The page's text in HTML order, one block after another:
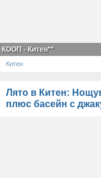
КООП - Китен**
Китен
Лято в Китен:
плюс басейн с